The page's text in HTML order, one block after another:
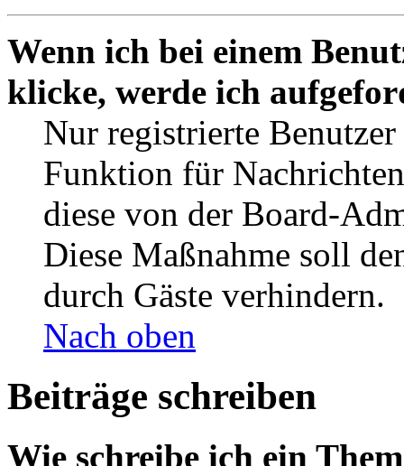
Wenn ich bei einem
klicke, werde ich
Nur registrierte
Funktion für
diese von der Board-
Diese Maßnahme soll
durch Gäste verhindern.
Nach oben
Beiträge schreiben
Wie schreibe ich ein